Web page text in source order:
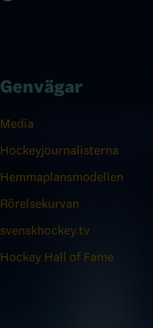
Genvägar
Media
Hockeyjournalisterna
Hemmaplansmodellen
Rörelsekurvan
svenskhockey.tv
Hockey Hall of Fame